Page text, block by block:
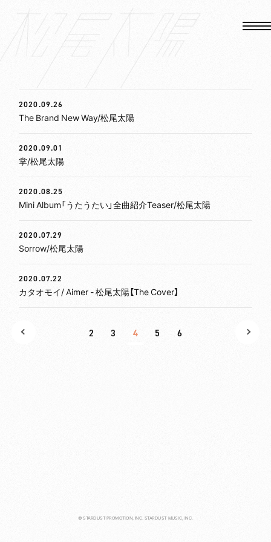
HOME
NEWS
MEDIA
LIVE&EVENTS
VIDEO
BIOGRAPHY
DISCOGRAPHY
CONTACT
2020.09.26
The Brand New Way/松尾太陽
2020.09.01
掌/松尾太陽
2020.08.25
Mini Album「うたうたい」全曲紹介Teaser/松尾太陽
2020.07.29
Sorrow/松尾太陽
2020.07.22
カタオモイ/ Aimer - 松尾太陽【The Cover】
2 3 4 5 6
© STARDUST PROMOTION, INC. STARDUST MUSIC, INC.